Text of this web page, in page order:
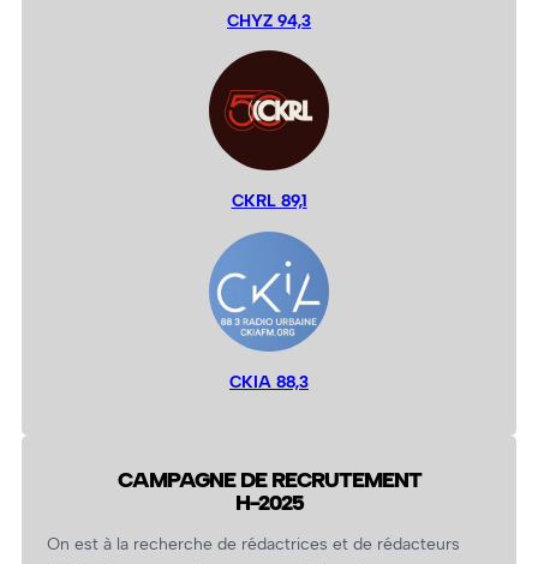
CHYZ 94,3
CKRL 89,1
CKIA 88,3
CAMPAGNE DE RECRUTEMENT
H-2025
On est à la recherche de rédactrices et de rédacteurs